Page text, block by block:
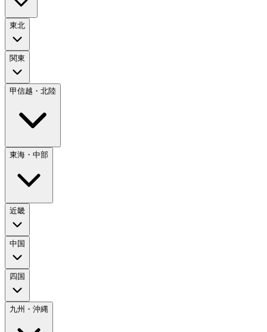
東北
関東
甲信越・北陸
東海・中部
近畿
中国
四国
九州・沖縄